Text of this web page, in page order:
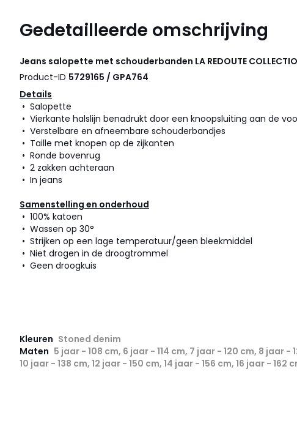
Gedetailleerde omschrijving
Jeans salopette met schouderbanden LA REDOUTE
Product-ID 5729165 / GPA764
Details
• Salopette
• Vierkante halslijn benadrukt door een knoopsluiting aan de
• Verstelbare en afneembare schouderbandjes
• Taille met knopen op de zijkanten
• Ronde bovenrug
• 2 zakken achteraan
• In jeans
Samenstelling en onderhoud
• 100% katoen
• Wassen op 30°
• Strijken op een lage temperatuur/geen bleekmiddel
• Niet drogen in de droogtrommel
• Geen droogkuis
Kleuren Stoned denim
Maten 5 jaar - 108 cm, 6 jaar - 114 cm, 7 jaar - 120 cm, 8 jaar -
10 jaar - 138 cm, 12 jaar - 150 cm, 14 jaar - 156 cm, 16 jaar - 162